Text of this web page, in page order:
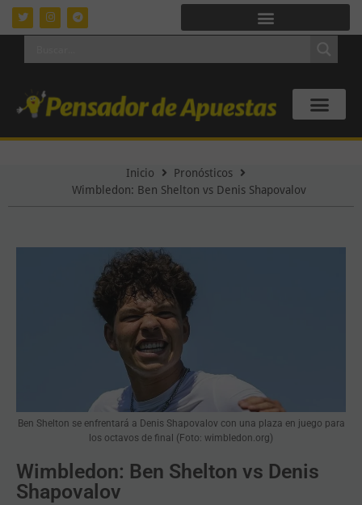
Inicio
Pronósticos
Wimbledon: Ben Shelton vs Denis Shapovalov
Ben Shelton se enfrentará a Denis Shapovalov con una plaza en juego para
los octavos de final (Foto: wimbledon.org)
Wimbledon: Ben Shelton vs Denis
Shapovalov